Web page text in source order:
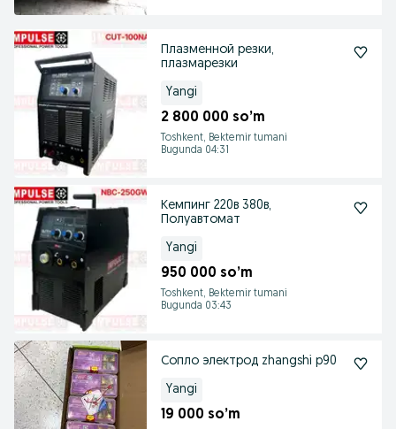
Плазменной резки,
плазмарезки
Yangi
2 800 000 so’m
Toshkent, Bektemir tumani
Bugunda 04:31
Кемпинг 220в 380в,
Полуавтомат
Yangi
950 000 so’m
Toshkent, Bektemir tumani
Bugunda 03:43
Сопло электрод zhangshi p90
Yangi
19 000 so’m